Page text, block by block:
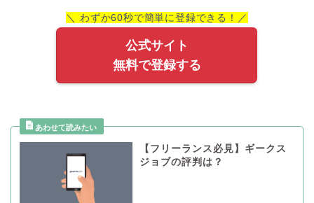
＼ わずか60秒で簡単に登録できる！／
公式サイト
無料で登録する
【フリーランス必見】ギークス
ジョブの評判は？